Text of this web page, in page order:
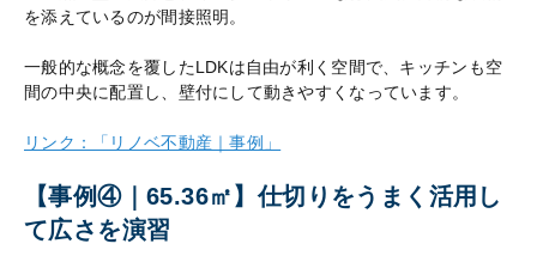
を添えているのが間接照明。
一般的な概念を覆したLDKは自由が利く空間で、キッチンも空
間の中央に配置し、壁付にして動きやすくなっています。
リンク：「リノベ不動産｜事例」
【事例④｜65.36㎡】仕切りをうまく活用し
て広さを演習